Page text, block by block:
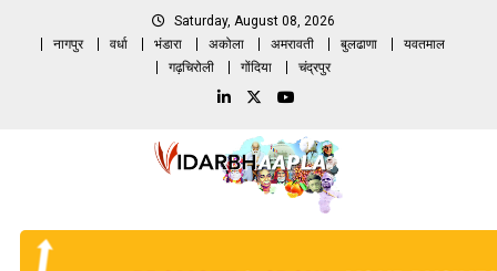
Saturday, August 08, 2026
नागपुर
वर्धा भंडारा अकोला अमरावती बुलढाणा
यवतमाल
गढ़चिरोली
गोंदिया चंद्रपुर